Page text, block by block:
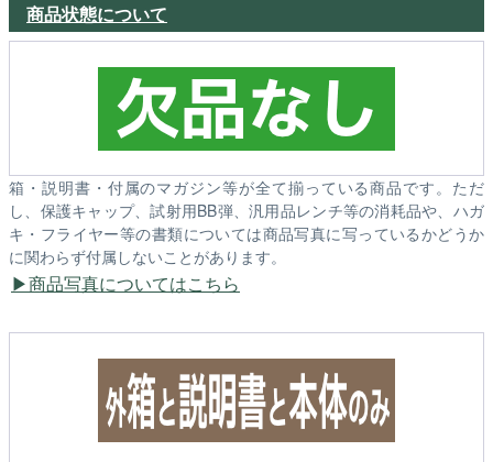
商品状態について
箱・説明書・付属のマガジン等が全て揃っている商品です。ただ
し、保護キャップ、試射用BB弾、汎用品レンチ等の消耗品や、ハガ
キ・フライヤー等の書類については商品写真に写っているかどうか
に関わらず付属しないことがあります。
商品写真についてはこちら